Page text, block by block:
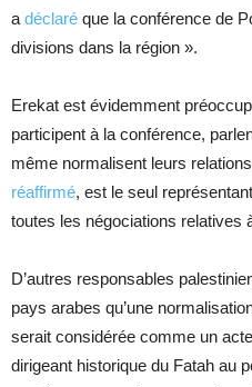
a déclaré que la conférence de
divisions dans la région ».
Erekat est évidemment
participent à la conférence,
même normalisent leurs
réaffirmé, est le seul
toutes les négociations relatives
D’autres responsables
pays arabes qu’une
serait considérée comme un
dirigeant historique du Fatah au